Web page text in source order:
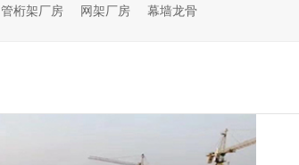
管桁架厂房 网架厂房 幕墙龙骨